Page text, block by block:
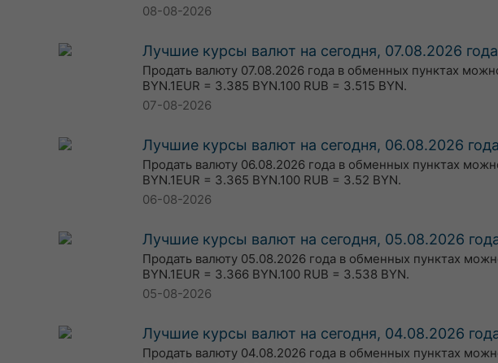
08-08-2026
Лучшие курсы валют на сегодня, 07.08.2026 года
Продать валюту 07.08.2026 года в обменных пунктах
BYN.1EUR = 3.385 BYN.100 RUB = 3.515 BYN.
07-08-2026
Лучшие курсы валют на сегодня, 06.08.2026 года
Продать валюту 06.08.2026 года в обменных пунктах
BYN.1EUR = 3.365 BYN.100 RUB = 3.52 BYN.
06-08-2026
Лучшие курсы валют на сегодня, 05.08.2026
Продать валюту 05.08.2026 года в обменных пунктах
BYN.1EUR = 3.366 BYN.100 RUB = 3.538 BYN.
05-08-2026
Лучшие курсы валют на сегодня, 04.08.2026
Продать валюту 04.08.2026 года в обменных пунктах